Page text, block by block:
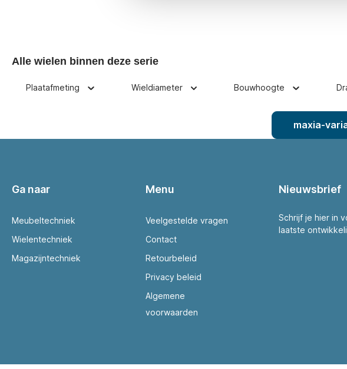
Alle wielen binnen deze serie
Plaatafmeting Wieldiameter Bouwhoogte
maxia-
Nieuwsbrief
Schrijf je hier in
laatste
Ga naar
Meubeltechniek
Wielentechniek
Magazijntechniek
Menu
Veelgestelde vragen
Contact
Retourbeleid
Privacy beleid
Algemene
voorwaarden